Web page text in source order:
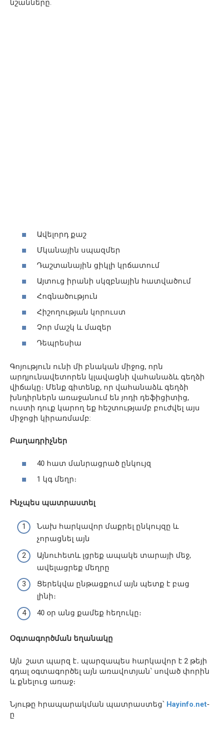
նշանները.
Ավելորդ քաշ
Մկանային սպազմեր
Դաշտանային ցիկլի կրճատում
Այտուց իրանի սկզբնային հատվածում
Հոգնածություն
Հիշողության կորուստ
Չոր մաշկ և մազեր
Դեպրեսիա
Գոյություն ունի մի բնական միջոց, որն
արդյունավետորեն կլավացնի վահանաձև գեղձի
վիճակը։ Մենք գիտենք, որ վահանաձև գեղձի
խնդիրներն առաջանում են յոդի դեֆիցիտից,
ուստի դուք կարող եք հեշտությամբ բուժվել այս
միջոցի կիրառմամբ:
Բաղադրիչներ
40 հատ մանրացրած ընկույզ
1 կգ մեղր։
Ինչպես պատրաստել
Նախ հարկավոր մաքրել ընկույզը և
չորացնել այն
Այնուհետև լցրեք ապակե տարայի մեջ,
ավելացրեք մեղրը
Ցերեկվա ընթացքում այն պետք է բաց
լինի։
40 օր անց քամեք հեղուկը։
Օգտագործման եղանակը
Այն շատ պարզ է․ պարզապես հարկավոր է 2 թեյի
գդալ օգտագործել այն առավոտյան՝ սոված փորին
և քնելուց առաջ։
Նյութը հրապարակման պատրաստեց՝ Hayinfo.net-
ը